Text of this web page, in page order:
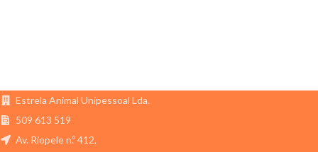
Estrela Animal Unipessoal Lda.
509 613 519
Av. Riopele n.º 412,